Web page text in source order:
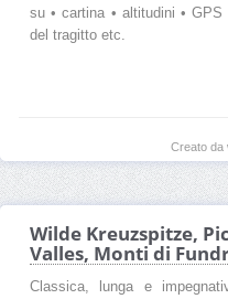
su • cartina • altitudini •
del tragitto etc.
Creato da
Wilde Kreuzspitze,
Valles, Monti di
Classica, lunga e